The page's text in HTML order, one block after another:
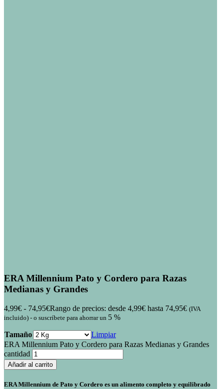
ERA Millennium Pato y Cordero para Razas
Medianas y Grandes
4,99€ - 74,95€Rango de precios: desde 4,99€ hasta 74,95€ (IVA
incluido) - o suscríbete para ahorrar un 5 %
Tamaño
Limpiar
ERA Millennium Pato y Cordero para Razas Medianas y Grandes
cantidad
Añadir al carrito
ERA Millennium de Pato y Cordero es un alimento completo y equilibrado